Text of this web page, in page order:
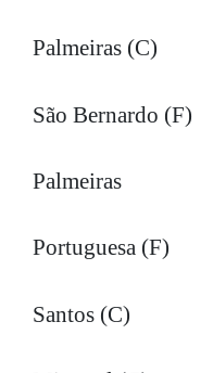
Palmeiras (C)
São Bernardo (F)
Palmeiras
Portuguesa (F)
Santos (C)